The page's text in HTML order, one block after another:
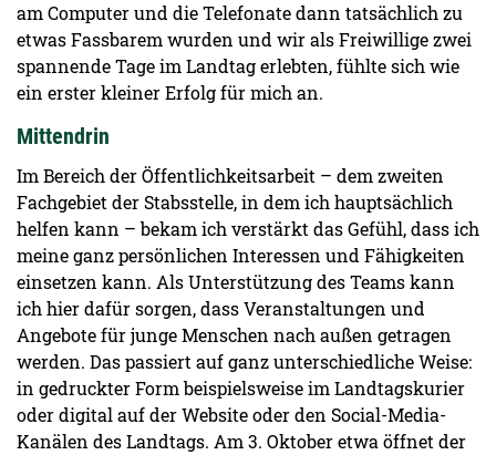
am Computer und die Telefonate dann tatsächlich zu
etwas Fassbarem wurden und wir als Freiwillige zwei
spannende Tage im Landtag erlebten, fühlte sich wie
ein erster kleiner Erfolg für mich an.
Mittendrin
Im Bereich der Öffentlichkeitsarbeit – dem zweiten
Fachgebiet der Stabsstelle, in dem ich hauptsächlich
helfen kann – bekam ich verstärkt das Gefühl, dass ich
meine ganz persönlichen Interessen und Fähigkeiten
einsetzen kann. Als Unterstützung des Teams kann
ich hier dafür sorgen, dass Veranstaltungen und
Angebote für junge Menschen nach außen getragen
werden. Das passiert auf ganz unterschiedliche Weise:
in gedruckter Form beispielsweise im Landtagskurier
oder digital auf der Website oder den Social-Media-
Kanälen des Landtags. Am 3. Oktober etwa öffnet der